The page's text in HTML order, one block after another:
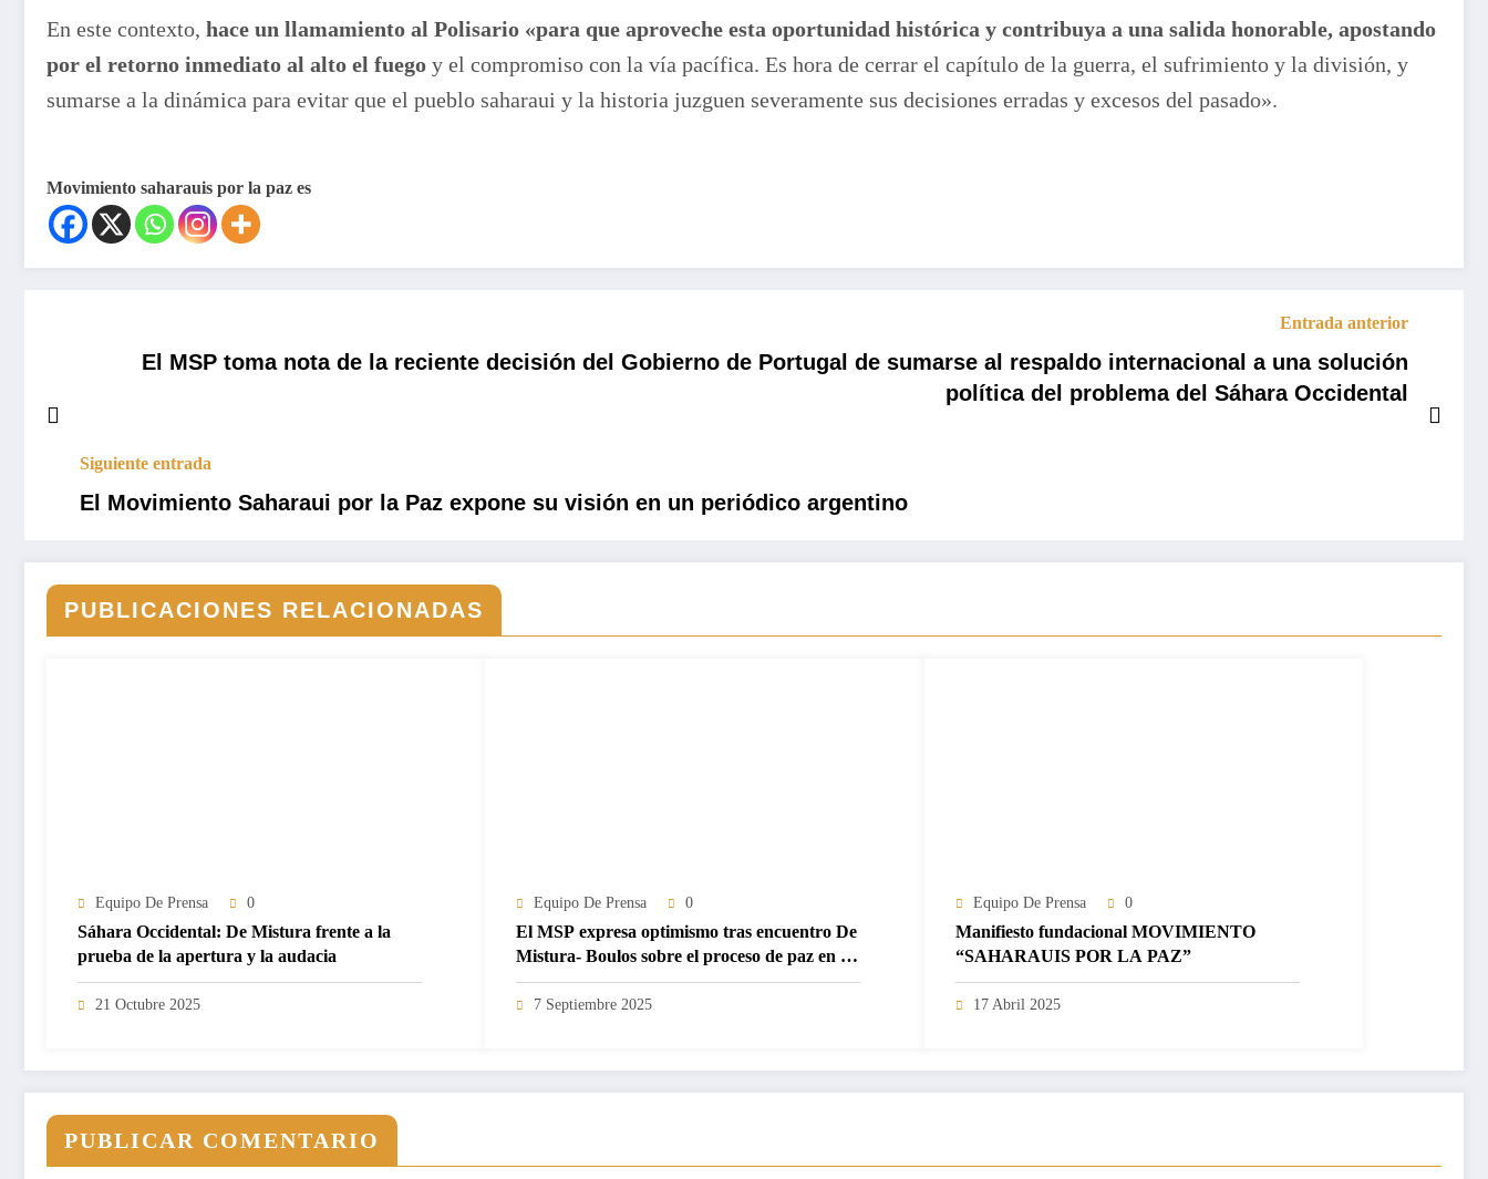
En este contexto, hace un llamamiento al Polisario «para que aproveche esta oportunidad histórica y contribuya a una salida honorable, apostando
por el retorno inmediato al alto el fuego y el compromiso con la vía pacífica. Es hora de cerrar el capítulo de la guerra, el sufrimiento y la división, y
sumarse a la dinámica para evitar que el pueblo saharaui y la historia juzguen severamente sus decisiones erradas y excesos del pasado».
Movimiento saharauis por la paz es
Entrada anterior
El MSP toma nota de la reciente decisión del Gobierno de Portugal de sumarse al respaldo internacional a una solución
política del problema del Sáhara Occidental
Siguiente entrada
El Movimiento Saharaui por la Paz expone su visión en un periódico argentino
PUBLICACIONES RELACIONADAS
Equipo De Prensa 0
Sáhara Occidental: De Mistura frente a la
prueba de la apertura y la audacia
21 Octubre 2025
Equipo De Prensa 0
El MSP expresa optimismo tras encuentro De
Mistura- Boulos sobre el proceso de paz en el
Sáhara Occidental.
7 Septiembre 2025
Equipo De Prensa 0
Manifiesto fundacional MOVIMIENTO
“SAHARAUIS POR LA PAZ”
17 Abril 2025
PUBLICAR COMENTARIO